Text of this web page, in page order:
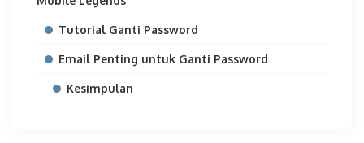
Tutorial Ganti Password
Email Penting untuk Ganti Password
Kesimpulan